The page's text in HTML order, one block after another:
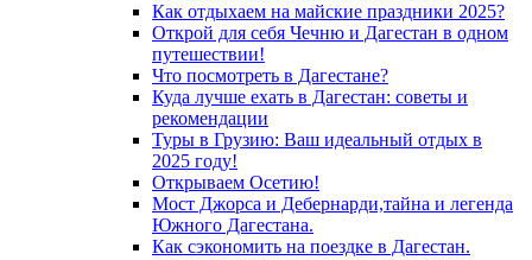
Как отдыхаем на майские праздники 2025?
Открой для себя Чечню и Дагестан в одном
путешествии!
Что посмотреть в Дагестане?
Куда лучше ехать в Дагестан: советы и
рекомендации
Туры в Грузию: Ваш идеальный отдых в
2025 году!
Открываем Осетию!
Мост Джорса и Дебернарди,тайна и легенда
Южного Дагестана.
Как сэкономить на поездке в Дагестан.